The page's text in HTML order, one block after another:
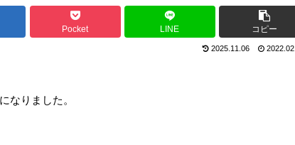
Pocket LINE コピー
2025.11.06
なりました。